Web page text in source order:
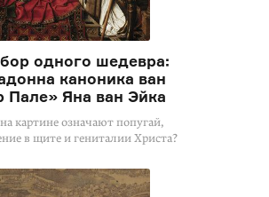
одного шедевра:
каноника ван
Пале» Яна ван Эйка
картине означают попугай,
в щите и гениталии Христа?